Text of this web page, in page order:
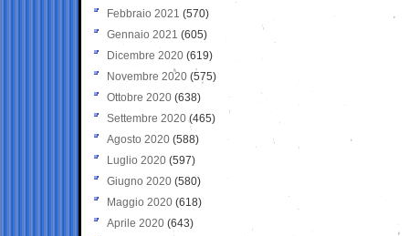
Febbraio 2021 (570)
Gennaio 2021 (605)
Dicembre 2020 (619)
Novembre 2020 (575)
Ottobre 2020 (638)
Settembre 2020(465)
Agosto 2020 (588)
Luglio 2020 (597)
Giugno 2020 (580)
Maggio 2020 (618)
Aprile 2020 (643)